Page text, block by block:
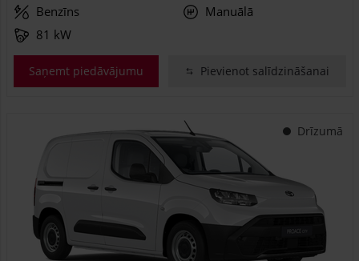
Benzīns
Manuālā
81 kW
Saņemt piedāvājumu Pievienot salīdzināšanai
Drīzumā